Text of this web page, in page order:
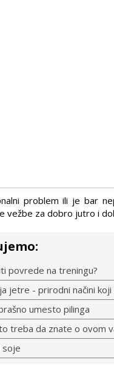
problem ili je bar
vežbe za dobro jutro i
povrede na treningu?
jetre - prirodni načini
umesto pilinga
treba da znate o ovom
soje